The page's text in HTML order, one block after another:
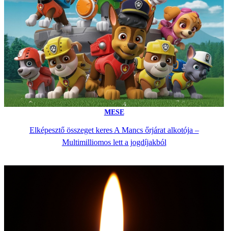
MESE
Elképesztő összeget keres A Mancs őrjárat alkotója –
Multimilliomos lett a jogdíjakból